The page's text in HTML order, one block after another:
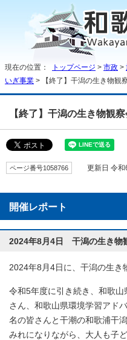
現在の位置： トップページ > 市政 >
いぎ事業 > 【終了】干潟の生き物観
【終了】干潟の生き物観
ページ番号1058766 更新日 令和
開催レポート
2024年8月4日 干潟の生き物
2024年8月4日に、干潟の生き
令和5年度に引き続き、和歌
さん、和歌山県環境学習アド
名の皆さんと干潮の和歌浦干
みれになりながら、大人も子